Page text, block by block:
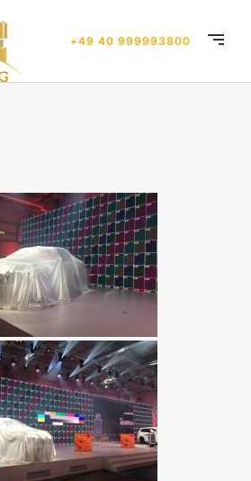
+49 40 999993800